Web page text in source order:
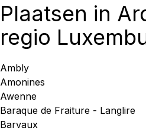
Plaatsen in
regio
Ambly
Amonines
Awenne
Baraque de Fraiture - Langlire
Barvaux